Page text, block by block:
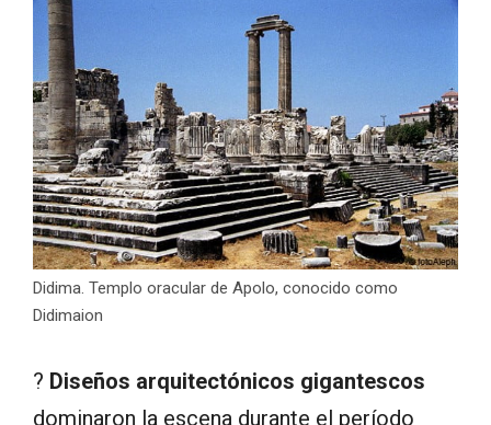
Didima. Templo oracular de Apolo, conocido como
Didimaion
? Diseños arquitectónicos gigantescos
dominaron la escena durante el período